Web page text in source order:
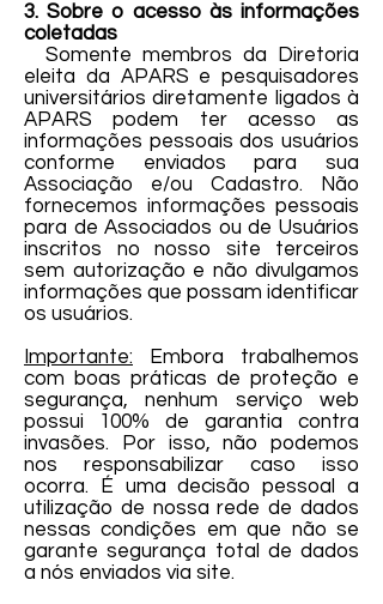
3. Sobre o acesso às informações
coletadas
Somente membros da Diretoria
eleita da APARS e pesquisadores
universitários diretamente ligados à
APARS podem ter acesso as
informações pessoais dos usuários
conforme enviados para sua
Associação e/ou Cadastro. Não
fornecemos informações pessoais
para de Associados ou de Usuários
inscritos no nosso site terceiros
sem autorização e não divulgamos
informações que possam identificar
os usuários.
Importante: Embora trabalhemos
com boas práticas de proteção e
segurança, nenhum serviço web
possui 100% de garantia contra
invasões. Por isso, não podemos
nos responsabilizar caso isso
ocorra. É uma decisão pessoal a
utilização de nossa rede de dados
nessas condições em que não se
garante segurança total de dados
a nós enviados via site.